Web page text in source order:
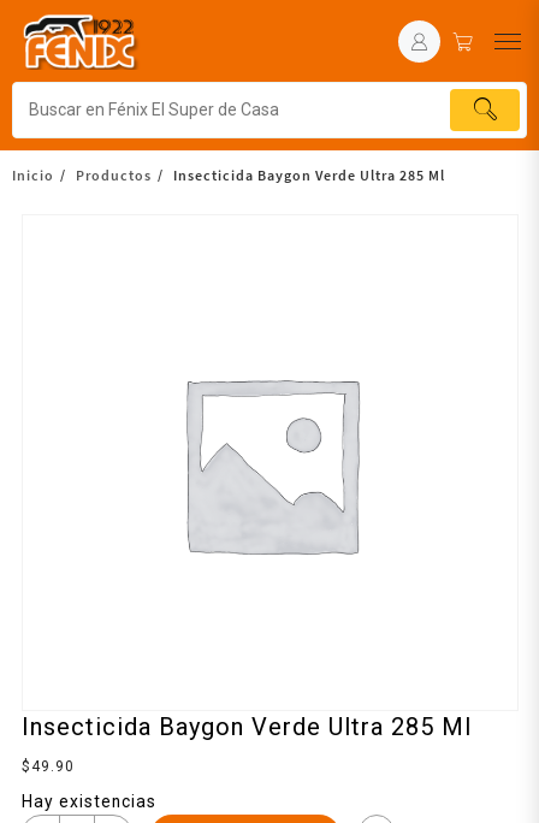
Inicio Productos Insecticida Baygon Verde Ultra 285 Ml
Insecticida Baygon Verde Ultra 285 Ml
$ 49.90
Hay existencias